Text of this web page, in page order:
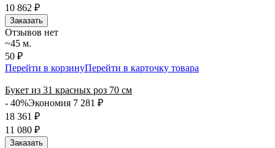
10 862 ₽
Заказать
Отзывов нет
~45 м.
50 ₽
Перейти в корзинуПерейти в карточку товара
Букет из 31 красных роз 70 см
- 40%Экономия 7 281 ₽
18 361 ₽
11 080 ₽
Заказать